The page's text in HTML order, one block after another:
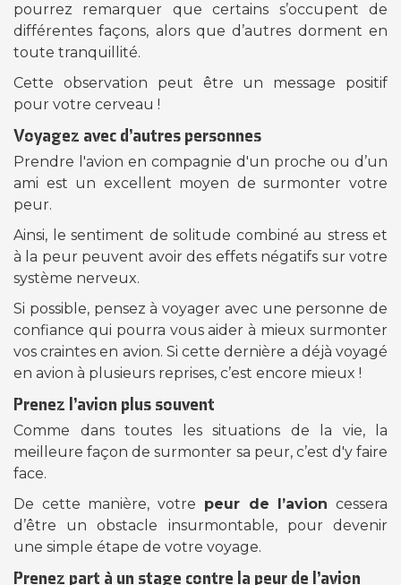
pourrez remarquer que certains s’occupent de
différentes façons, alors que d’autres dorment en
toute tranquillité.
Cette observation peut être un message positif
pour votre cerveau !
Voyagez avec d’autres personnes
Prendre l'avion en compagnie d'un proche ou d’un
ami est un excellent moyen de surmonter votre
peur.
Ainsi, le sentiment de solitude combiné au stress et
à la peur peuvent avoir des effets négatifs sur votre
système nerveux.
Si possible, pensez à voyager avec une personne de
confiance qui pourra vous aider à mieux surmonter
vos craintes en avion. Si cette dernière a déjà voyagé
en avion à plusieurs reprises, c’est encore mieux !
Prenez l’avion plus souvent
Comme dans toutes les situations de la vie, la
meilleure façon de surmonter sa peur, c’est d'y faire
face.
De cette manière, votre peur de l’avion cessera
d’être un obstacle insurmontable, pour devenir
une simple étape de votre voyage.
Prenez part à un stage contre la peur de l’avion